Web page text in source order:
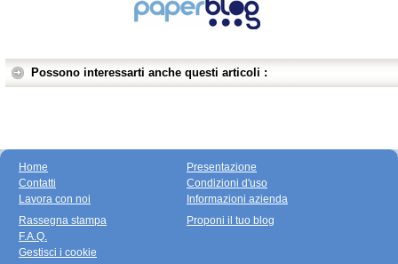
Possono interessarti anche questi articoli :
Home
Contatti
Lavora con noi
Presentazione
Condizioni d'uso
Informazioni azienda
Rassegna stampa
F.A.Q.
Gestisci i cookie
Proponi il tuo blog